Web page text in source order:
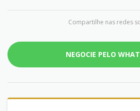
Compartilhe nas redes
NEGOCIE PELO